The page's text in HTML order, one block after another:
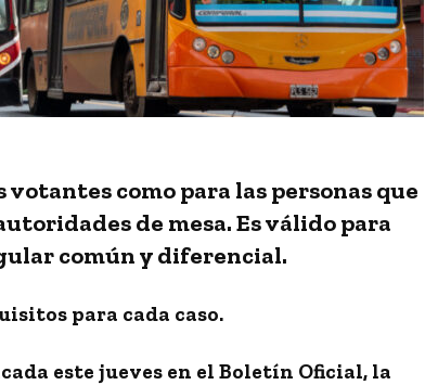
como para las personas que
de mesa.Es válido para
común y diferencial.
para cada caso.
este jueves en el Boletín Oficial, la